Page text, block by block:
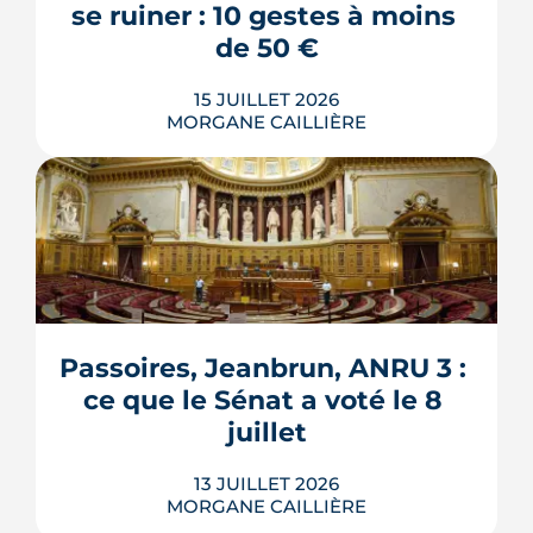
souscrit, et le vrai cho...
LIRE L'ARTICLE
se ruiner : 10 gestes à moins
de 50 €
15 JUILLET 2026
MORGANE CAILLIÈRE
Verrous tournés, voisins prévenus,
boîte aux lettres sous contrôle : une
grande partie de la protection d'un
logement repose sur des habitudes qui
gestes gratuits ou à moins de 50 €,
inspirés des conseils officiels de la
police et de la gendarmerie, mon...
LIRE L'ARTICLE
Passoires, Jeanbrun, ANRU 3 :
ce que le Sénat a voté le 8
juillet
13 JUILLET 2026
MORGANE CAILLIÈRE